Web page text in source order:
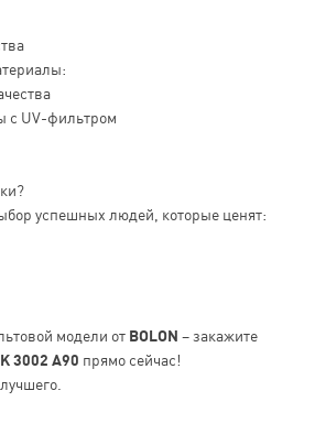
с UV-фильтром
успешных людей, которые ценят:
модели от BOLON – закажите
3002 A90 прямо сейчас!